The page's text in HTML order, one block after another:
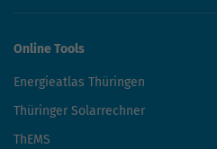
Online Tools
Energieatlas Thüringen
Thüringer Solarrechner
ThEMS